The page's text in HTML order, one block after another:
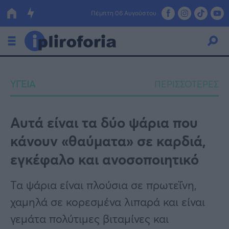
Πέμπτη 06 Αυγούστου
Οικονομία
Πολιτική
Τράπεζες
Επιδοτήσεις
ΕΣΠΑ
Κόσμος
Lifestyle
Αθλητικά
ΥΓΕΙΑ ΠΕΡΙΣΣΟΤΕΡΕΣ
Αυτά είναι τα δύο ψάρια που
κάνουν «θαύματα» σε καρδιά,
εγκέφαλο και ανοσοποιητικό
Τα ψάρια είναι πλούσια σε πρωτεΐνη,
χαμηλά σε κορεσμένα λιπαρά και είναι
γεμάτα πολύτιμες βιταμίνες και